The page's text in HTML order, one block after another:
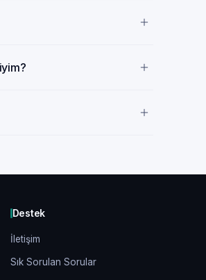
Destek
İletişim
Sık Sorulan Sorular